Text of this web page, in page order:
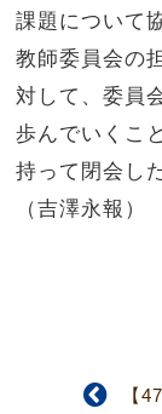
課題について
教師委員会の
対して、委員
歩んでいくこ
持って閉会し
（吉澤永報）